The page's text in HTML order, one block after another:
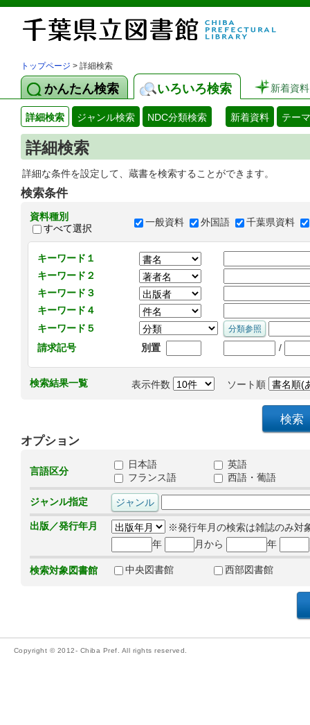
トップページ > 詳細検索
かんたん検索 いろいろ検索 新着資料
詳細検索 ジャンル検索 NDC分類検索 新着資料 テー
詳細検索
詳細な条件を設定して、蔵書を検索することができます。
検索条件
資料種別
すべて選択
一般資料 外国語 千葉県資料
キーワード１
キーワード２
キーワード３
キーワード４
キーワード５
請求記号
別置 /
検索結果一覧 表示件数 ソート順
オプション
言語区分
日本語
英語
フランス語
西語・葡語
ジャンル指定
出版／発行年月
※発行年月の検索は雑誌のみ対
年
月から 年
検索対象図書館 中央図書館 西部図書館
Copyright © 2012- Chiba Pref. All rights reserved.